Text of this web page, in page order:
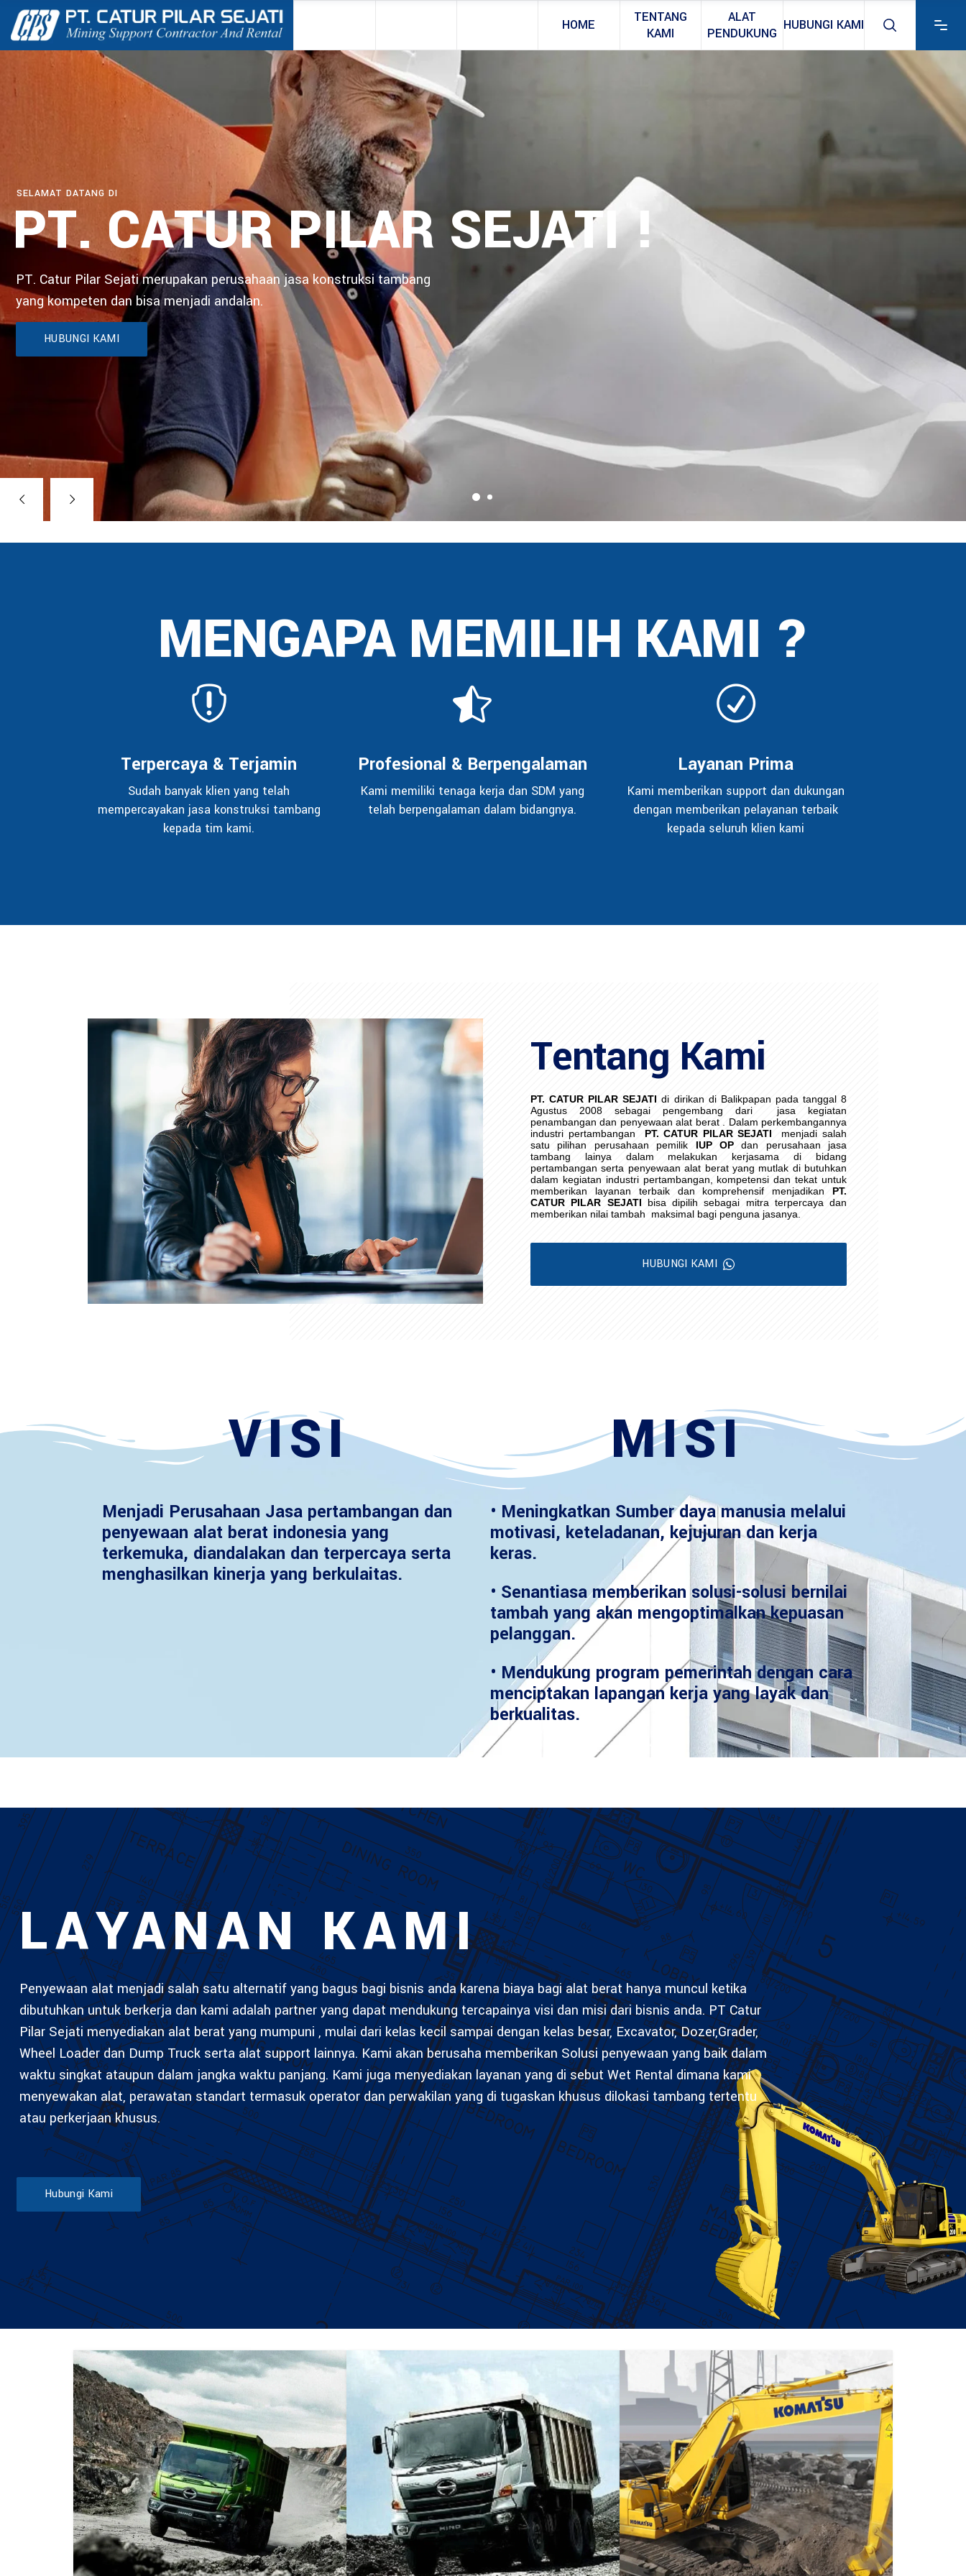
HOME
TENTANG
KAMI
ALAT
PENDUKUNG
HUBUNGI KAMI
PT. CATUR PILAR SEJATI !
PT. Catur Pilar Sejati merupakan perusahaan jasa konstruksi tambang
yang kompeten dan bisa menjadi andalan.
SELAMAT DATANG DI
HUBUNGI KAMI
MENGAPA MEMILIH KAMI ?
Terpercaya & Terjamin
Sudah banyak klien yang telah
mempercayakan jasa konstruksi tambang
kepada tim kami.
Profesional & Berpengalaman
Kami memiliki tenaga kerja dan SDM yang
telah berpengalaman dalam bidangnya.
Layanan Prima
Kami memberikan support dan dukungan
dengan memberikan pelayanan terbaik
kepada seluruh klien kami
Tentang Kami
PT. CATUR PILAR SEJATI di dirikan di Balikpapan pada tanggal 8
Agustus 2008 sebagai pengembang dari
jasa kegiatan
penambangan dan penyewaan alat berat . Dalam perkembangannya
industri pertambangan
PT. CATUR PILAR SEJATI
menjadi salah
satu pilihan perusahaan pemilik IUP OPdan perusahaan jasa
tambang lainya dalam melakukan kerjasama di bidang
pertambangan serta penyewaan alat berat yang mutlak di butuhkan
dalam kegiatan industri pertambangan, kompetensi dan tekat untuk
memberikan layanan terbaik dan komprehensif menjadikan PT.
CATUR PILAR SEJATI bisa dipilih sebagai mitra terpercaya dan
memberikan nilai tambah
maksimal bagi penguna jasanya.
HUBUNGI KAMI
VISI
Menjadi Perusahaan Jasa pertambangan dan
penyewaan alat berat indonesia yang
terkemuka, diandalakan dan terpercaya serta
menghasilkan kinerja yang berkulaitas.
MISI
• Meningkatkan Sumber daya manusia melalui
motivasi, keteladanan, kejujuran dan kerja
keras.
• Senantiasa memberikan solusi-solusi bernilai
tambah yang akan mengoptimalkan kepuasan
pelanggan.
• Mendukung program pemerintah dengan cara
menciptakan lapangan kerja yang layak dan
berkualitas.
LAYANAN KAMI
Penyewaan alat menjadi salah satu alternatif yang bagus bagi bisnis anda karena biaya bagi alat berat hanya muncul ketika
dibutuhkan untuk berkerja dan kami adalah partner yang dapat mendukung tercapainya visi dan misi dari bisnis anda. PT Catur
Pilar Sejati menyediakan alat berat yang mumpuni , mulai dari kelas kecil sampai dengan kelas besar, Excavator, Dozer,Grader,
Wheel Loader dan Dump Truck serta alat support lainnya. Kami akan berusaha memberikan Solusi penyewaan yang baik dalam
waktu singkat ataupun dalam jangka waktu panjang. Kami juga menyediakan layanan yang di sebut Wet Rental dimana kami
menyewakan alat, perawatan standart termasuk operator dan perwakilan yang di tugaskan khusus dilokasi tambang tertentu
atau perkerjaan khusus.
Hubungi Kami
DUMP TRUCK TOOLS
HINO FM 285 JD – Euro2
Find Out More
DUMP TRUCK TOOLS
HINO FM 350 PL (Mining)
Find Out More
EXCAVATOR TOOLS
KOMATSU PC200-10M0
CE
Find Out More